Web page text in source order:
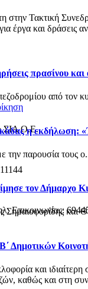
στην Τακτική
έργα και δράσεις
πρασίνου
από τον
η εκδήλωση:
την παρουσία τους
τον Δήμαρχο
Σημαιοφορίδης και
Δημοτικών
και
καθώς και στη
ΣΙΑ Ο.Ε.
Επικοινωνίας: